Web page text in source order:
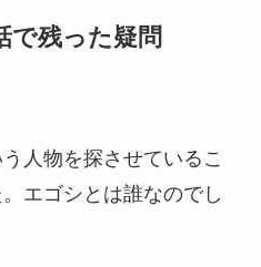
で残った疑問
人物を探させているこ
エゴシとは誰なのでし